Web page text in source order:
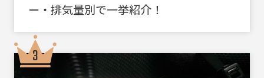
ー・排気量別で一挙紹介！